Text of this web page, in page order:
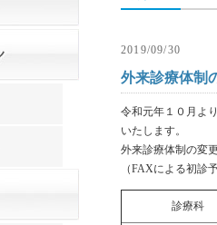
2019/09/30
外来診療体制
令和元年１０月よ
いたします。
外来診療体制の変
（FAXによる初診
診療科